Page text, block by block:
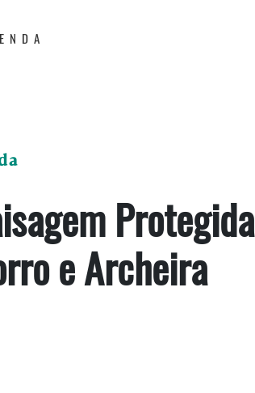
Protegida
e Archeira